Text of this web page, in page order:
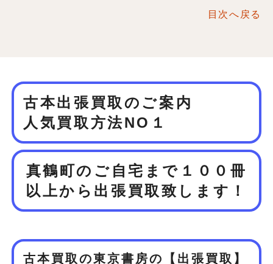
目次へ戻る
古本出張買取のご案内
人気買取方法NO１
真鶴町のご自宅まで１００冊
以上から 出張買取致します！
古本買取の東京書房の【出張買取】